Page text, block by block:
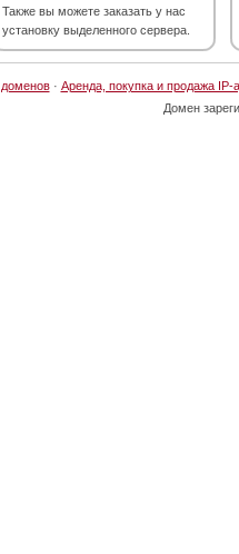
Также вы можете заказать у нас
установку выделенного сервера.
доменов· Аренда, покупка и продажа IP-
Домен